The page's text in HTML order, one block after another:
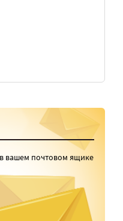
вашем почтовом ящике